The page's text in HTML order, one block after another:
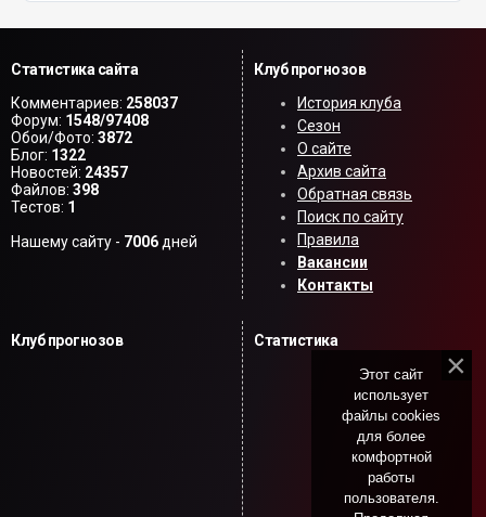
Статистика сайта
Комментариев: 258037
Форум: 1548/97408
Обои/Фото: 3872
Блог: 1322
Новостей: 24357
Файлов: 398
Тестов: 1
Нашему сайту - 7006дней
Клуб прогнозов
История клуба
Сезон
О сайте
Архив сайта
Обратная связь
Поиск по сайту
Правила
Вакансии
Контакты
Клуб прогнозов Статистика
Этот сайт
использует
файлы cookies
для более
комфортной
работы
пользователя.